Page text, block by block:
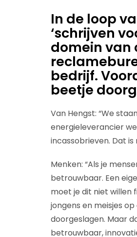
In de loop
‘schrijven
domein van
bedrijf.
beetje
Van Hengst: “We
energieleverancier
incassobrieven. Dat is
Menken: “Als je
betrouwbaar. Een
moet je dit niet willen
jongens en meisjes
doorgeslagen. Maar
betrouwbaar,